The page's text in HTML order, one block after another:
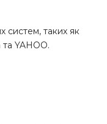
систем, таких як
YAHOO.